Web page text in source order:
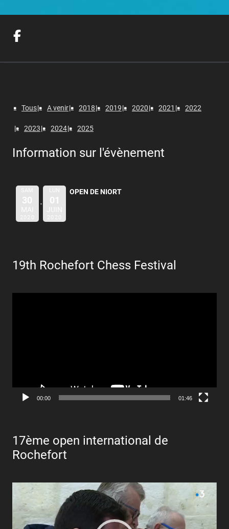
Tous A venir 2018 2019 2020 2021 2022
2023 2024 2025
Information sur l'évènement
SAM
30
MAI
2020
LUN
01
JUIN
2020
OPEN DE NIORT
19th Rochefort Chess Festival
00:00 01:46
17ème open international de
Rochefort
Lecteur
vidéo